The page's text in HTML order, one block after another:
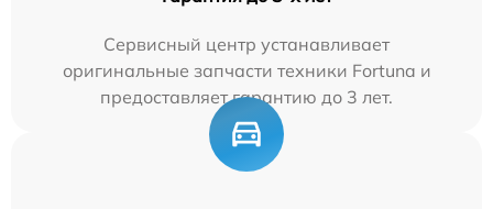
Сервисный центр устанавливает
оригинальные запчасти техники Fortuna и
предоставляет гарантию до 3 лет.